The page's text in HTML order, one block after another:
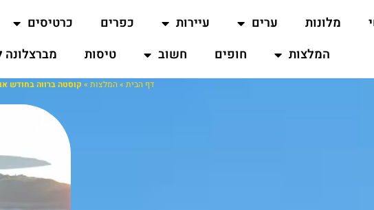
מלונות ערים עיירות כפרים
כרטיסים
המלצות
חופים חשוב טיסות מברצלונה
דף הבית »המלצות » קוסטה ברווה בחודש